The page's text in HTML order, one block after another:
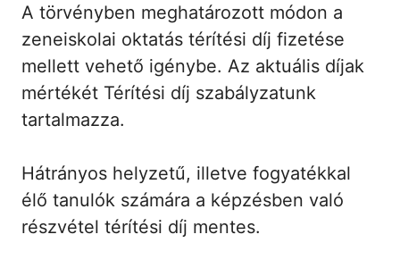
A törvényben meghatározott módon a
zeneiskolai oktatás térítési díj fizetése
mellett vehető igénybe. Az aktuális díjak
mértékét Térítési díj szabályzatunk
tartalmazza.
Hátrányos helyzetű, illetve fogyatékkal
élő tanulók számára a képzésben való
részvétel térítési díj mentes.